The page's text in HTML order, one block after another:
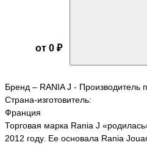
от 0 ₽
Бренд – RANIA J - Производитель
Страна-изготовитель:
Франция
Торговая марка Rania J
2012 году. Ее основала Rania